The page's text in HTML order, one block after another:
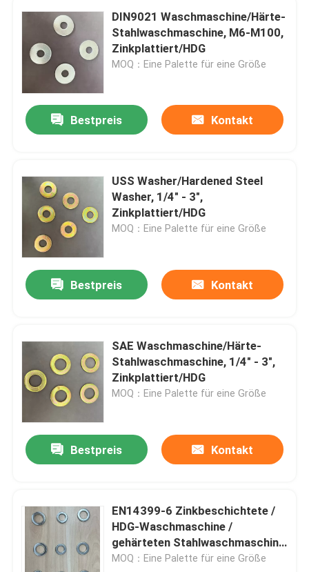
DIN9021 Waschmaschine/Härte-
Stahlwaschmaschine, M6-M100,
Zinkplattiert/HDG
MOQ：Eine Palette für eine Größe
Bestpreis Kontakt
USS Washer/Hardened Steel
Washer, 1/4" - 3",
Zinkplattiert/HDG
MOQ：Eine Palette für eine Größe
Bestpreis Kontakt
SAE Waschmaschine/Härte-
Stahlwaschmaschine, 1/4" - 3",
Zinkplattiert/HDG
MOQ：Eine Palette für eine Größe
Bestpreis Kontakt
EN14399-6 Zinkbeschichtete /
HDG-Waschmaschine /
gehärteten Stahlwaschmaschine
M12-M36
MOQ：Eine Palette für eine Größe